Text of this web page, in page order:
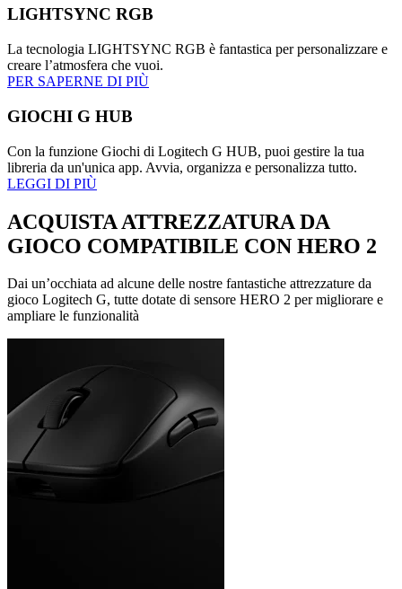
LIGHTSYNC RGB
La tecnologia LIGHTSYNC RGB è fantastica per personalizzare e
creare l’atmosfera che vuoi.
PER SAPERNE DI PIÙ
GIOCHI G HUB
Con la funzione Giochi di Logitech G HUB, puoi gestire la tua
libreria da un'unica app. Avvia, organizza e personalizza tutto.
LEGGI DI PIÙ
ACQUISTA ATTREZZATURA DA
GIOCO COMPATIBILE CON HERO 2
Dai un’occhiata ad alcune delle nostre fantastiche attrezzature da
gioco Logitech G, tutte dotate di sensore HERO 2 per migliorare e
ampliare le funzionalità